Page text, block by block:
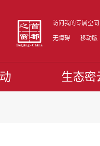
访问我的专属空间
无障碍 移动版
生态密